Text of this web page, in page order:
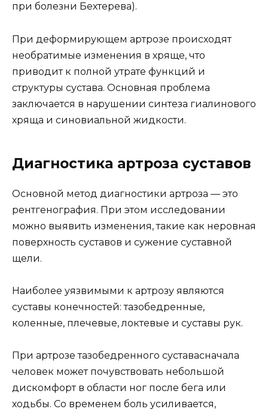
при болезни Бехтерева).
При деформирующем артрозе происходят
необратимые изменения в хряще, что
приводит к полной утрате функций и
структуры сустава. Основная проблема
заключается в нарушении синтеза гиалинового
хряща и синовиальной жидкости.
Диагностика артроза суставов
Основной метод диагностики артроза — это
рентгенография. При этом исследовании
можно выявить изменения, такие как неровная
поверхность суставов и сужение суставной
щели.
Наиболее уязвимыми к артрозу являются
суставы конечностей: тазобедренные,
коленные, плечевые, локтевые и суставы рук.
При артрозе тазобедренного суставасначала
человек может почувствовать небольшой
дискомфорт в области ног после бега или
ходьбы. Со временем боль усиливается,